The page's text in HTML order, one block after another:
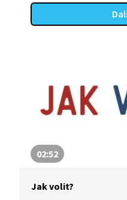
02:52
Jak volit?